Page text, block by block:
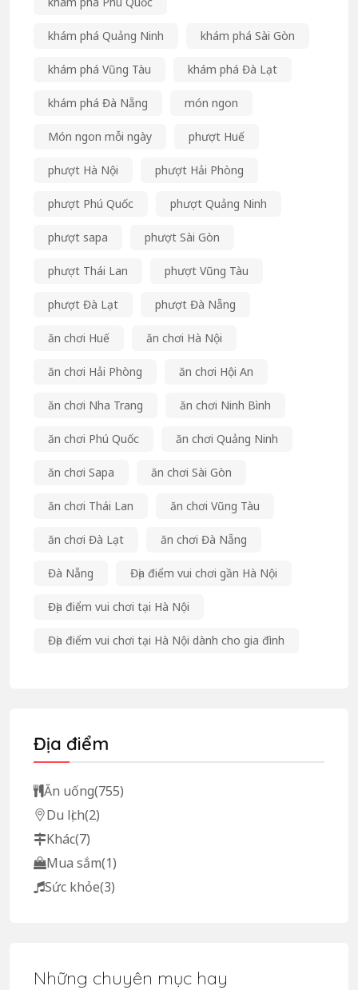
khám phá Quảng Ninh khám phá Sài Gòn
khám phá Vũng Tàu khám phá Đà Lạt
khám phá Đà Nẵng món ngon
Món ngon mỗi ngày phượt Huế
phượt Hà Nội phượt Hải Phòng
phượt Phú Quốc phượt Quảng Ninh
phượt sapa phượt Sài Gòn
phượt Thái Lan phượt Vũng Tàu
phượt Đà Lạt phượt Đà Nẵng
ăn chơi Huế ăn chơi Hà Nội
ăn chơi Hải Phòng ăn chơi Hội An
ăn chơi Nha Trang ăn chơi Ninh Bình
ăn chơi Phú Quốc ăn chơi Quảng Ninh
ăn chơi Sapa ăn chơi Sài Gòn
ăn chơi Thái Lan ăn chơi Vũng Tàu
ăn chơi Đà Lạt ăn chơi Đà Nẵng
Đà Nẵng Địa điểm vui chơi gần Hà Nội
Địa điểm vui chơi tại Hà Nội
Địa điểm vui chơi tại Hà Nội dành cho gia đình
Địa điểm
Ăn uống(755)
Du lịch(2)
Khác(7)
Mua sắm(1)
Sức khỏe(3)
Những chuyên mục hay